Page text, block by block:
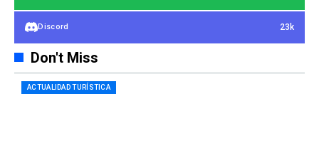
Discord 23k
Don't Miss
ACTUALIDAD TURÍSTICA